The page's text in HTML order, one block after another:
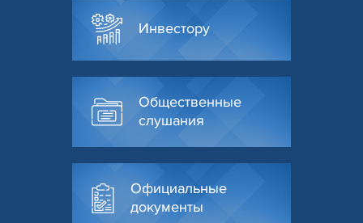
Инвестору
Общественные
слушания
Официальные
документы